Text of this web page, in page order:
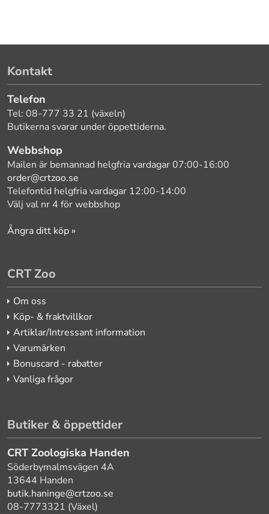
Kontakt
Telefon
Tel: 08-777 33 21 (växeln)
Butikerna svarar under öppettiderna.
Webbshop
Mailen är bemannad helgfria vardagar 07:00-16:00
order@crtzoo.se
Telefontid helgfria vardagar 12:00-14:00
Välj val nr 4 för webbshop
Ångra ditt köp »
CRT Zoo
Om oss
Köp- & fraktvillkor
Artiklar/Intressant information
Varumärken
Bonuscard - rabatter
Vanliga frågor
Butiker & öppettider
CRT Zoologiska Handen
Söderbymalmsvägen 4A
13644 Handen
butik.haninge@crtzoo.se
08-7773321 (Växel)